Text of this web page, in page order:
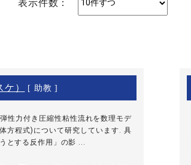
表示件数：
） [ 助教 ]
性力付き圧縮性粘性流れを数理モデ
方程式)について研究しています. 具
とする反作用」の影 ...